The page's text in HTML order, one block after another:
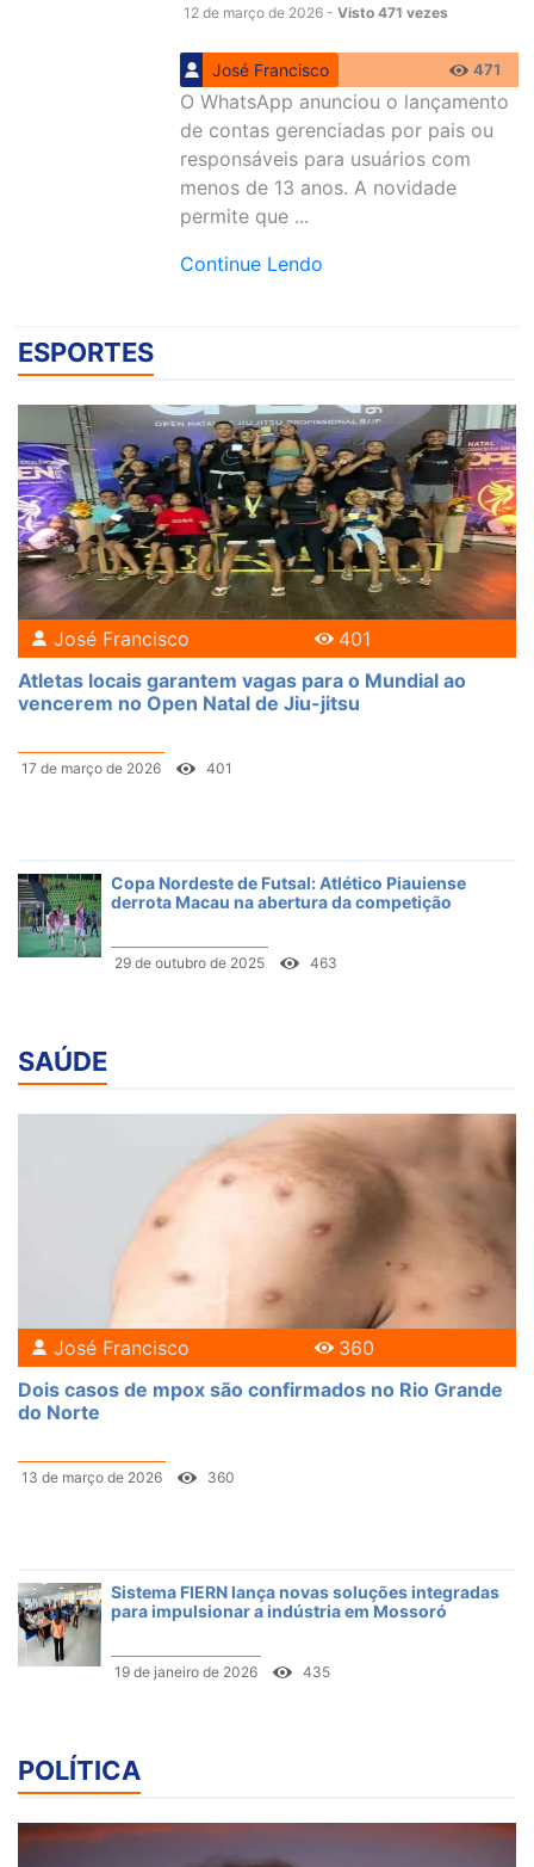
12 de março de 2026 -Visto 471 vezes
José Francisco 471
O WhatsApp anunciou o lançamento
de contas gerenciadas por pais ou
responsáveis para usuários com
menos de 13 anos. A novidade
permite que ...
Continue Lendo
ESPORTES
José Francisco
401
Atletas locais garantem vagas para o Mundial ao
vencerem no Open Natal de Jiu-jitsu
17 de março de 2026 401
Copa Nordeste de Futsal: Atlético Piauiense
derrota Macau na abertura da competição
29 de outubro de 2025 463
SAÚDE
José Francisco
360
Dois casos de mpox são confirmados no Rio Grande
do Norte
13 de março de 2026 360
Sistema FIERN lança novas soluções integradas
para impulsionar a indústria em Mossoró
19 de janeiro de 2026 435
POLÍTICA